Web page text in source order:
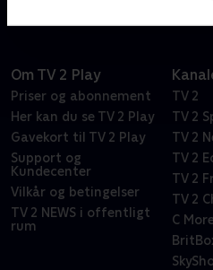
Om TV 2 Play
Priser og abonnement
Her kan du se TV 2 Play
Gavekort til TV 2 Play
Support og
Kundecenter
Vilkår og betingelser
TV 2 NEWS i offentligt
rum
TV 2
TV 2
TV 2
TV 2
TV 2
TV 2
C